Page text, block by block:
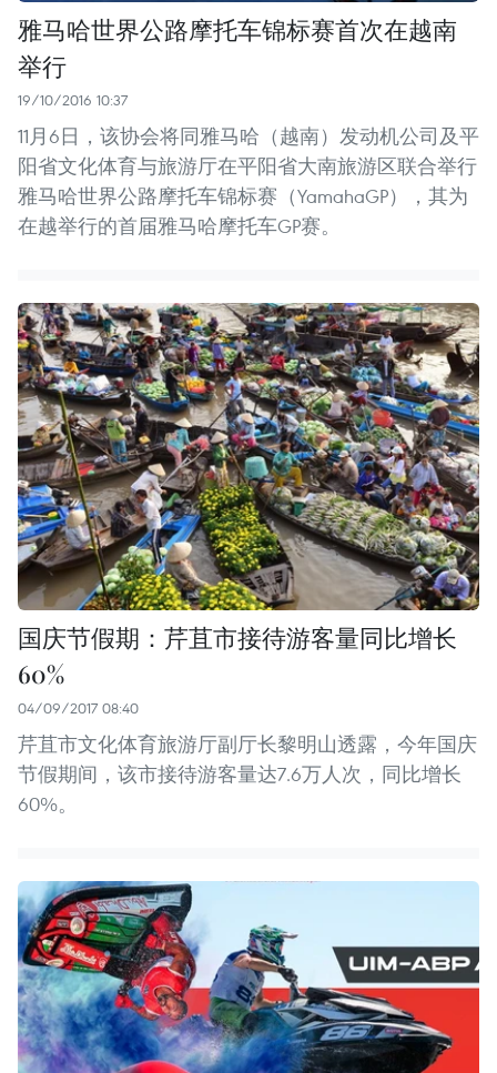
雅马哈世界公路摩托车锦标赛首次在越南
举行
19/10/2016 10:37
11月6日，该协会将同雅马哈（越南）发动机公司及平
阳省文化体育与旅游厅在平阳省大南旅游区联合举行
雅马哈世界公路摩托车锦标赛（YamahaGP），其为
在越举行的首届雅马哈摩托车GP赛。
国庆节假期：芹苴市接待游客量同比增长
60%
04/09/2017 08:40
芹苴市文化体育旅游厅副厅长黎明山透露，今年国庆
节假期间，该市接待游客量达7.6万人次，同比增长
60%。